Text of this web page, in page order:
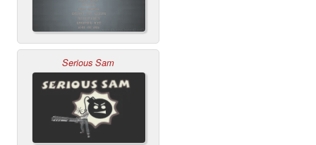
Serious Sam